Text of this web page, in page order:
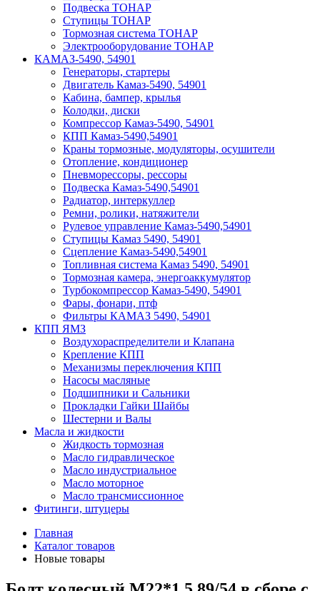
Подвеска ТОНАР
Ступицы ТОНАР
Тормозная система ТОНАР
Электрооборудование ТОНАР
КАМАЗ-5490, 54901
Генераторы, стартеры
Двигатель Камаз-5490, 54901
Кабина, бампер, крылья
Колодки, диски
Компрессор Камаз-5490, 54901
КПП Камаз-5490,54901
Краны тормозные, модуляторы, осушители
Отопление, кондиционер
Пневморессоры, рессоры
Подвеска Камаз-5490,54901
Радиатор, интеркуллер
Ремни, ролики, натяжители
Рулевое управление Камаз-5490,54901
Ступицы Камаз 5490, 54901
Сцепление Камаз-5490,54901
Топливная система Камаз 5490, 54901
Тормозная камера, энергоаккумулятор
Турбокомпрессор Камаз-5490, 54901
Фары, фонари, птф
Фильтры КАМАЗ 5490, 54901
КПП ЯМЗ
Воздухораспределители и Клапана
Крепление КПП
Механизмы переключения КПП
Насосы масляные
Подшипники и Сальники
Прокладки Гайки Шайбы
Шестерни и Валы
Масла и жидкости
Жидкость тормозная
Масло гидравлическое
Масло индустриальное
Масло моторное
Масло трансмиссионное
Фитинги, штуцеры
Главная
Каталог товаров
Новые товары